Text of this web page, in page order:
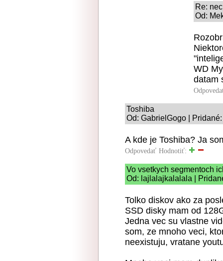
Re:
Od:
WD
datam
Toshiba
Od: GabrielGogo |
A kde je Toshiba? Ja
Odpovedať Hodnotiť:
Vo vsetkych segmentoch
Od: lajlalajkalalala |
Tolko diskov ako za
SSD disky mam od
Jedna vec su vlastne
som, ze mnoho veci,
neexistuju, vratane